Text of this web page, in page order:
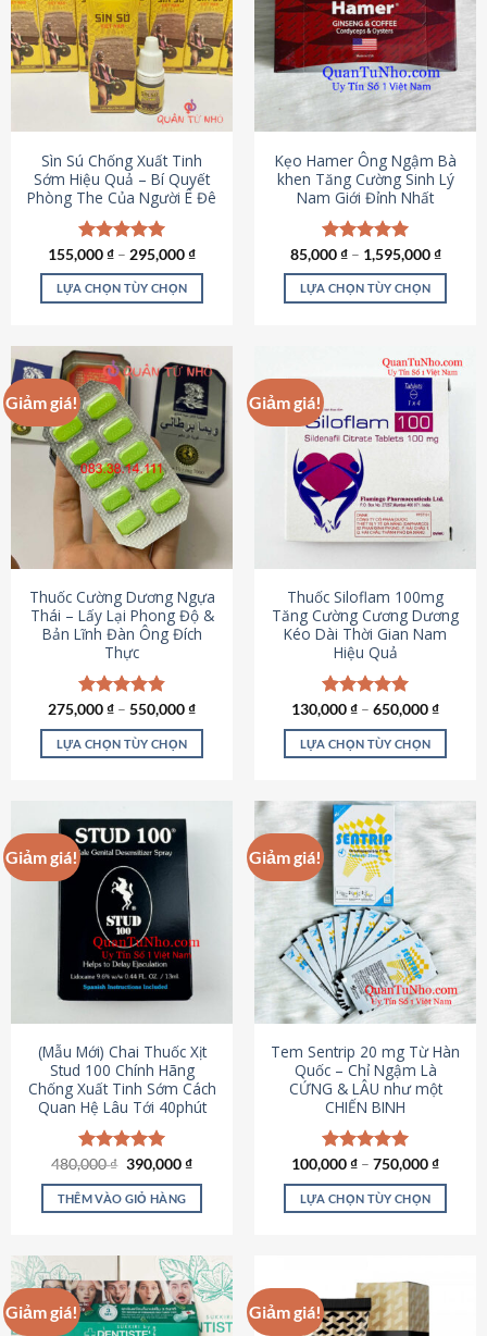
thể.
Các
tùy
chọn
có
thể
được
chọn
trên
trang
sản
phẩm
Sìn Sú Chống Xuất Tinh
Sớm Hiệu Quả – Bí Quyết
Phòng The Của Người Ê Đê
Được xếp
hạng4.95
5 sao
155,000₫ – 295,000₫
LỰA CHỌN TÙY CHỌN
này
có
nhiều
biến
thể.
Các
tùy
chọn
có
thể
chọn
trên
trang
sản
phẩm
Kẹo Hamer Ông Ngậm Bà
khen Tăng Cường Sinh Lý
Nam Giới Đỉnh Nhất
Được xếp
hạng5.00
5 sao
85,000₫– 1,595,000₫
LỰA CHỌN TÙY CHỌN
này
nhiều
biến
tùy
chọn
có
được
chọn
trên
trang
sản
phẩm
Giảm giá!
Thuốc Cường Dương Ngựa
Thái – Lấy Lại Phong Độ &
Bản Lĩnh Đàn Ông Đích
Thực
Được xếp
hạng4.87
5 sao
275,000₫ – 550,000₫
LỰA CHỌN TÙY CHỌN
có
nhiều
biến
thể.
Các
tùy
chọn
được
chọn
trên
trang
sản
phẩm
Giảm giá!
Thuốc Siloflam 100mg
Tăng Cường Cương Dương
Kéo Dài Thời Gian Nam
Hiệu Quả
Được xếp
hạng5.00
5 sao
130,000₫ – 650,000₫
LỰA CHỌN TÙY CHỌN
này
có
nhiều
biến
thể.
Các
tùy
chọn
có
thể
chọn
trên
trang
sản
phẩm
Giảm giá!
(Mẫu Mới) Chai Thuốc Xịt
Stud 100 Chính Hãng
Chống Xuất Tinh Sớm Cách
Quan Hệ Lâu Tới 40phút
Được xếp
hạng5.00
5 sao
480,000₫ Giá
là:
480,000 ₫.
390,000₫Giá
tại
THÊM VÀO GIỎ HÀNG
Giảm giá!
Tem Sentrip 20 mg Từ Hàn
Quốc – Chỉ Ngậm Là
CỨNG & LÂU như một
CHIẾN BINH
Được xếp
hạng5.00
5 sao
100,000₫ – 750,000₫
LỰA CHỌN TÙY CHỌN
có
nhiều
Giảm giá! Giảm giá!